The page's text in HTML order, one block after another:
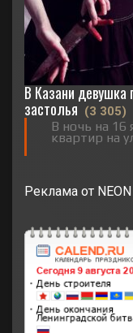
В Казани девушка
застолья (3 305)
В ночь на 16
квартир на
Реклама от NEON